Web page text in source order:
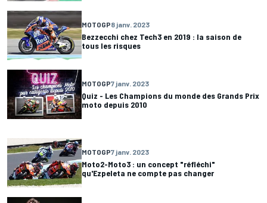
MOTOGP8 janv. 2023
Bezzecchi chez Tech3 en 2019 : la saison de
tous les risques
MOTOGP7 janv. 2023
Quiz - Les Champions du monde des Grands Prix
moto depuis 2010
MOTOGP7 janv. 2023
Moto2-Moto3 : un concept "réfléchi"
qu'Ezpeleta ne compte pas changer